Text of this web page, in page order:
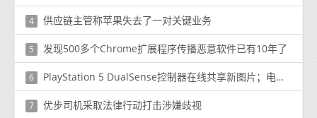
4 供应链主管称苹果失去了一对关键业务
5 发现500多个Chrome扩展程序传播恶意软件已有10年了
6 PlayStation 5 DualSense控制器在线共享新图片；电池容量和更多显示
7 优步司机采取法律行动打击涉嫌歧视